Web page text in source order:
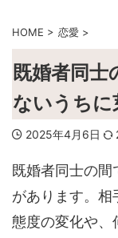
HOME > 恋愛 >
既婚者同士
ないうちに
2025年4月6日
既婚者同士の
があります。相
態度の変化や、